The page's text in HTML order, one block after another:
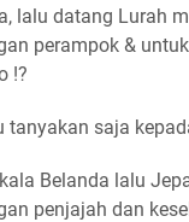
lalu datang Lurah
perampok &
!?
tanyakan saja
Belanda lalu
penjajah dan